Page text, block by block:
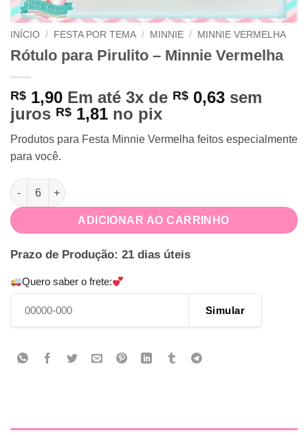
INÍCIO / FESTA POR TEMA / MINNIE / MINNIE VERMELHA
Rótulo para Pirulito – Minnie Vermelha
R$ 1,90 Em até 3x de R$ 0,63 sem
juros R$ 1,81 no pix
Produtos para Festa Minnie Vermelha feitos especialmente
para você.
Rótulo para Pirulito - Minnie Vermelha quantidade
ADICIONAR AO CARRINHO
Prazo de Produção: 21 dias úteis
Quero saber o frete:
Simular